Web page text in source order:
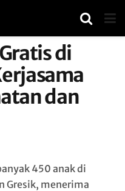
di
dan
450 anak di
Gresik, menerima